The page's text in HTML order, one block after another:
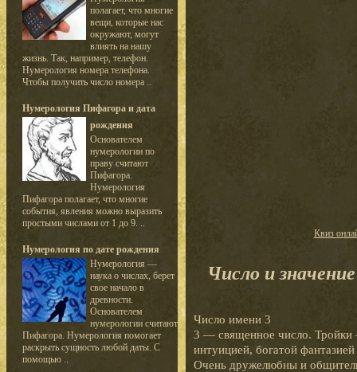
полагает, что многие
вещи, которые нас
окружают, могут
влиять на нашу
жизнь. Так, например, телефон.
Нумерология номера телефона.
Чтобы получить число номера ..
Нумерология Пифагора и дата
рождения
Основателем
нумерологии по
праву считают
Пифагора.
Нумерология
Пифагора полагает, что многие
события, явления можно выразить
простыми числами от 1 до 9. ..
Нумерология по дате рождения
Нумерология —
наука о числах, берет
свое начало в
древности.
Основателем
нумерологии считают
Пифагора. Нумерология помогает
раскрыть сущность любой даты. С
помощью ..
Квиз
Число и
Число имени 3
3 — священное число. Тройки
интуицией, богатой
Очень дружелюбны и